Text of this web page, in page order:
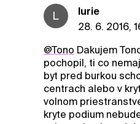
L
lurie
28. 6. 2016,
@Tono Dakujem
pochopil, ti co
byt pred burkou
centrach alebo v
volnom
kryte podium